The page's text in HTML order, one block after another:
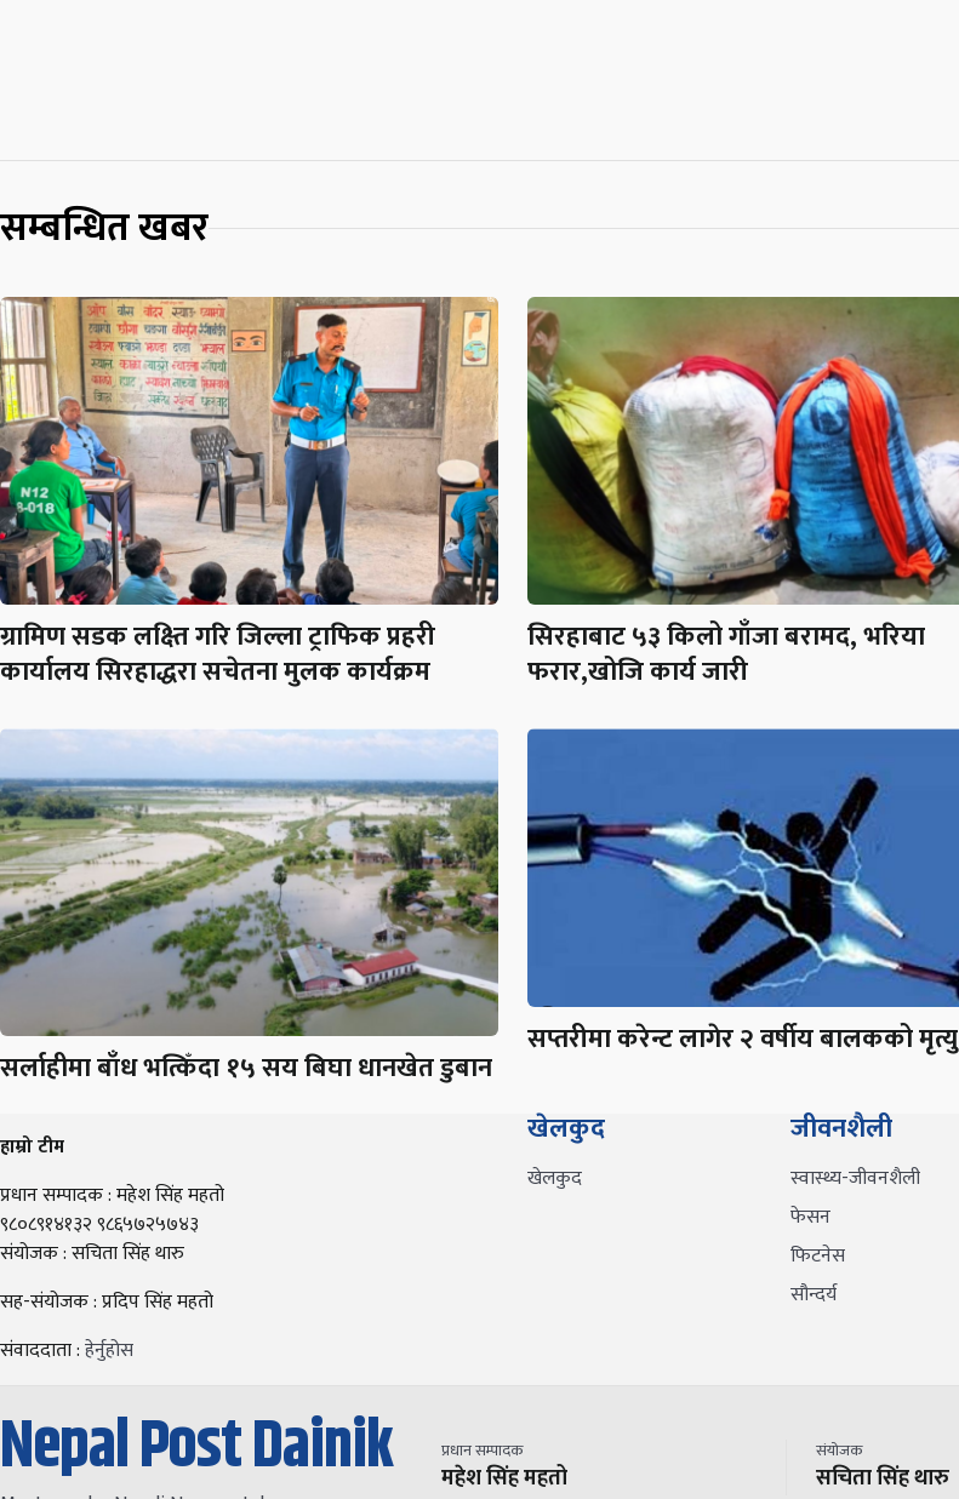
सम्बन्धित खबर
ग्रामिण सडक लक्ष्ति गरि जिल्ला ट्राफिक प्रहरी
कार्यालय सिरहाद्धरा सचेतना मुलक कार्यक्रम
सिरहाबाट ५३ किलो गाँजा बरामद, भरिया
फरार,खोजि कार्य जारी
सर्लाहीमा बाँध भत्किँदा १५ सय बिघा धानखेत डुबान
सप्तरीमा करेन्ट लागेर २ वर्षीय बालकको मृत्यु
हाम्रो टीम
प्रधान सम्पादक : महेश सिंह महतो
९८०८९१४१३२ ९८६५७२५७४३
संयोजक : सचिता सिंह थारु
सह-संयोजक : प्रदिप सिंह महतो
संवाददाता :हेर्नुहोस
खेलकुद
खेलकुद
जीवनशैली
स्वास्थ्य-जीवनशैली
फेसन
फिटनेस
सौन्दर्य
Nepal Post Dainik प्रधान सम्पादक
महेश सिंह महतो
संयोजक
सचिता सिंह थारु